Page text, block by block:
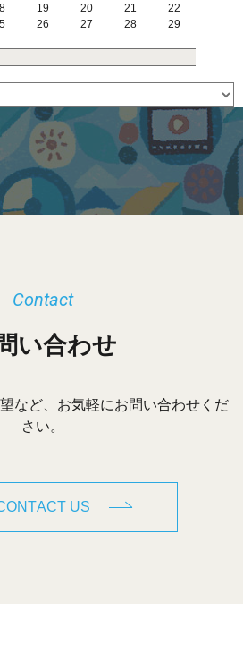
19 20 21
22
26 27 28
29
い合わせ
Contact
など、お気軽にお問い合わせくだ
さい。
US